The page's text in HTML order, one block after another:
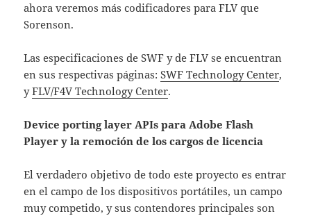
ahora veremos más codificadores para FLV que
Sorenson.
Las especificaciones de SWF y de FLV se encuentran
en sus respectivas páginas:SWF Technology Center,
yFLV/F4V Technology Center.
Device porting layer APIs para Adobe Flash
Player y la remoción de los cargos de licencia
El verdadero objetivo de todo este proyecto es entrar
en el campo de los dispositivos portátiles, un campo
muy competido, y sus contendores principales son